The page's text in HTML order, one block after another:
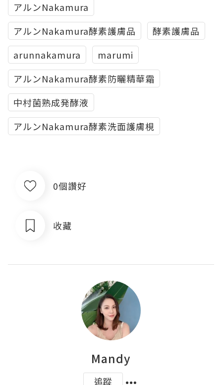
アルンNakamura
アルンNakamura酵素護膚品
酵素護膚品
arunnakamura
marumi
アルンNakamura酵素防曬精華霜
中村菌熟成発酵液
アルンNakamura酵素洗面護膚梘
0個讚好
收藏
Mandy
追蹤